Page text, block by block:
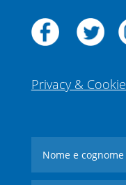
Privacy &